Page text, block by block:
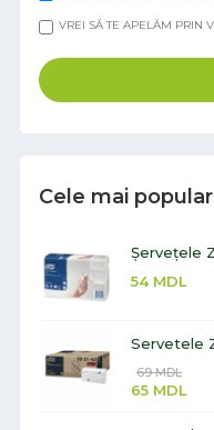
VREI SĂ TE APELĂM PRIN
Cele mai
Șervețele
54 MDL
Servetele
69MDL
65 MDL